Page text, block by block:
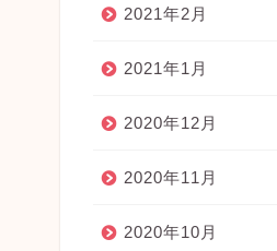
2021年2月
2021年1月
2020年12月
2020年11月
2020年10月